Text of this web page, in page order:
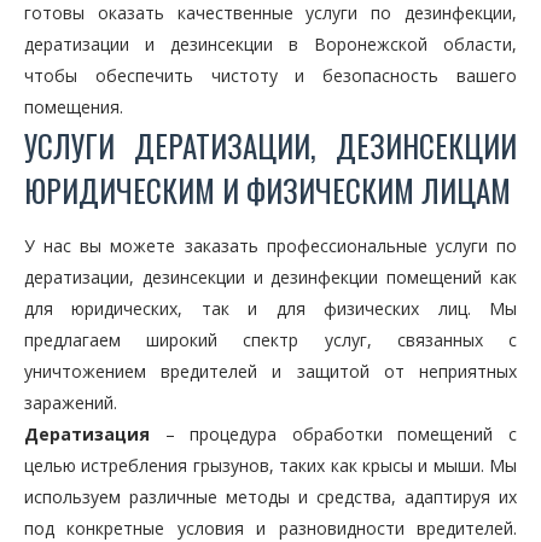
готовы оказать качественные услуги по дезинфекции,
дератизации и дезинсекции в Воронежской области,
чтобы обеспечить чистоту и безопасность вашего
помещения.
УСЛУГИ ДЕРАТИЗАЦИИ, ДЕЗИНСЕКЦИИ
ЮРИДИЧЕСКИМ И ФИЗИЧЕСКИМ ЛИЦАМ
У нас вы можете заказать профессиональные услуги по
дератизации, дезинсекции и дезинфекции помещений как
для юридических, так и для физических лиц. Мы
предлагаем широкий спектр услуг, связанных с
уничтожением вредителей и защитой от неприятных
заражений.
Дератизация – процедура обработки помещений с
целью истребления грызунов, таких как крысы и мыши. Мы
используем различные методы и средства, адаптируя их
под конкретные условия и разновидности вредителей.